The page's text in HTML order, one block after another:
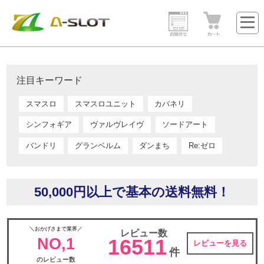
注目キーワード
スマスロ スマスロユニット カバネリ
シンフォギア ヴァルヴレイヴ ソードアート
バンドリ グランベルム ダンまち Re:ゼロ
50,000円以上で基本の送料無料！
＼おかげさまで業界／
NO,1
のレビュー数
レビュー数
16511 件
レビューを見る